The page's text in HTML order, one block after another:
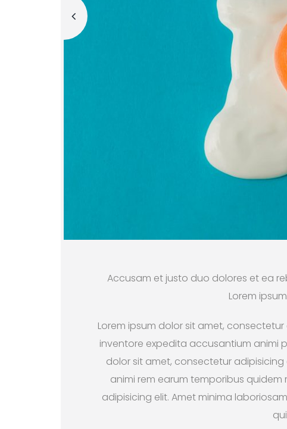
Accusam et justo duo dolores et ea
Lorem
Lorem ipsum dolor sit amet,
inventore expedita accusantium animi
dolor sit amet, consectetur
animi rem earum temporibus quidem
adipisicing elit. Amet minima